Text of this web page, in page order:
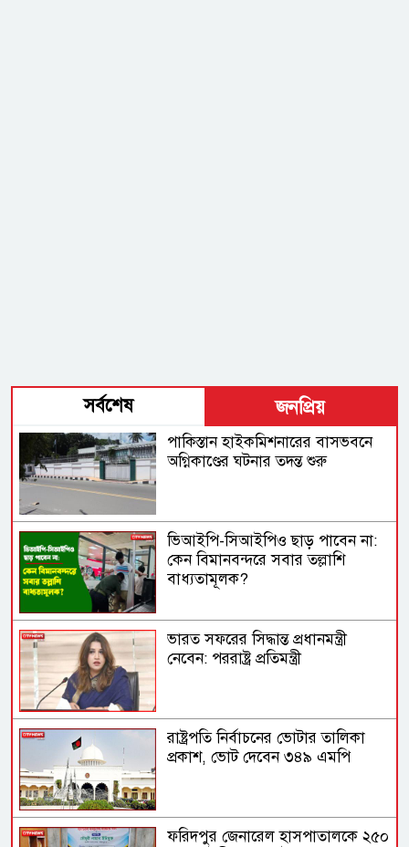
সর্বশেষ জনপ্রিয়
পাকিস্তান হাইকমিশনারের বাসভবনে
অগ্নিকাণ্ডের ঘটনার তদন্ত শুরু
ভিআইপি-সিআইপিও ছাড় পাবেন না:
কেন বিমানবন্দরে সবার তল্লাশি
বাধ্যতামূলক?
ভারত সফরের সিদ্ধান্ত প্রধানমন্ত্রী
নেবেন: পররাষ্ট্র প্রতিমন্ত্রী
রাষ্ট্রপতি নির্বাচনের ভোটার তালিকা
প্রকাশ, ভোট দেবেন ৩৪৯ এমপি
ফরিদপুর জেনারেল হাসপাতালকে ২৫০